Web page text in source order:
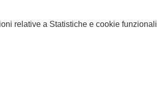
relative a Statistiche e cookie